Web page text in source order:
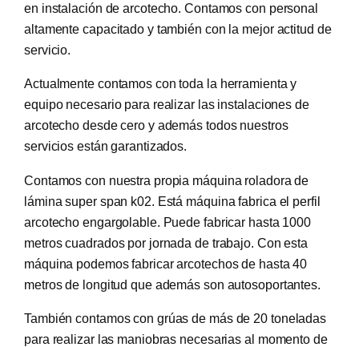
en instalación de arcotecho. Contamos con personal
altamente capacitado y también con la mejor actitud de
servicio.
Actualmente contamos con toda la herramienta y
equipo necesario para realizar las instalaciones de
arcotecho desde cero y además todos nuestros
servicios están garantizados.
Contamos con nuestra propia máquina roladora de
lámina super span k02. Está máquina fabrica el perfil
arcotecho engargolable. Puede fabricar hasta 1000
metros cuadrados por jornada de trabajo. Con esta
máquina podemos fabricar arcotechos de hasta 40
metros de longitud que además son autosoportantes.
También contamos con grúas de más de 20 toneladas
para realizar las maniobras necesarias al momento de